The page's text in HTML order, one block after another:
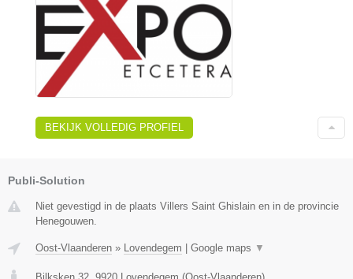
BEKIJK VOLLEDIG PROFIEL
Publi-Solution
Niet gevestigd in de plaats Villers Saint Ghislain en in de provincie
Henegouwen.
Oost-Vlaanderen » Lovendegem Google maps ▼